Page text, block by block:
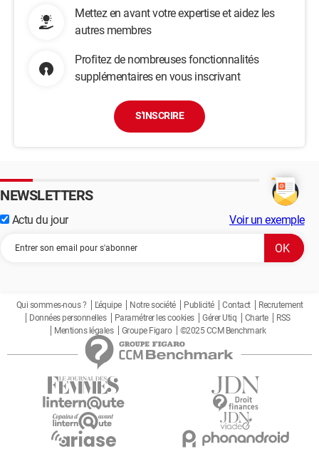
Mettez en avant votre expertise et aidez les
autres membres
Profitez de nombreuses fonctionnalités
supplémentaires en vous inscrivant
S'INSCRIRE
NEWSLETTERS
Actu du jour Voir un exemple
Qui sommes-nous ? L'équipe Notre société Publicité Contact
Recrutement
Données personnelles
Paramétrer les cookies Gérer Utiq Charte
RSS
Mentions légales
Groupe Figaro ©2025 CCM Benchmark